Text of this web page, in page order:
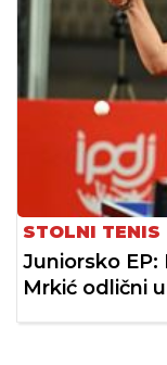
STOLNI TENIS
Juniorsko EP:
Mrkić odlični